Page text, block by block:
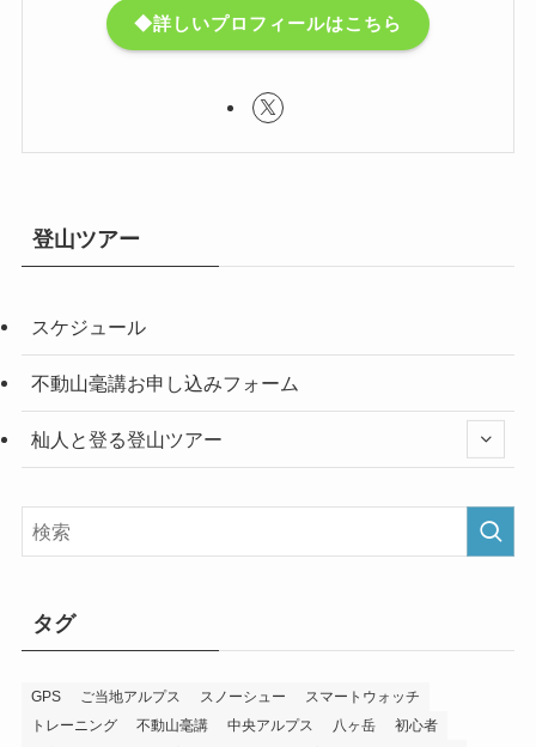
◆詳しいプロフィールはこちら
登山ツアー
スケジュール
不動山毫講お申し込みフォーム
杣人と登る登山ツアー
タグ
GPS ご当地アルプス スノーシュー
スマートウォッチ
トレーニング
不動山毫講 中央アルプス 八ヶ岳
初心者